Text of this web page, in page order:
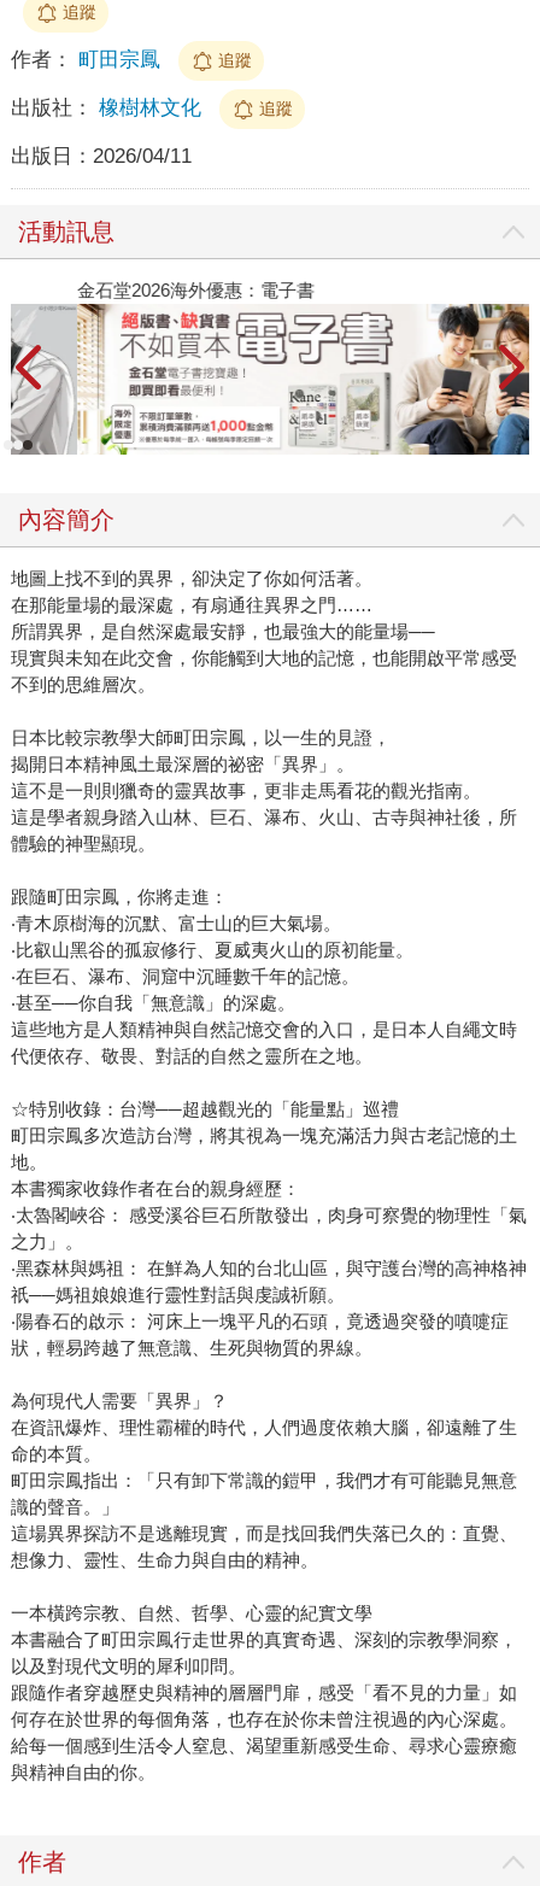
追蹤
作者： 町田宗鳳 追蹤
出版社： 橡樹林文化 追蹤
出版日： 2026/04/11
活動訊息
金石堂2026海外優惠：電子書
內容簡介
地圖上找不到的異界，卻決定了你如何活著。
在那能量場的最深處，有扇通往異界之門……
所謂異界，是自然深處最安靜，也最強大的能量場──
現實與未知在此交會，你能觸到大地的記憶，也能開啟平常感受
不到的思維層次。
日本比較宗教學大師町田宗鳳，以一生的見證，
揭開日本精神風土最深層的祕密「異界」。
這不是一則則獵奇的靈異故事，更非走馬看花的觀光指南。
這是學者親身踏入山林、巨石、瀑布、火山、古寺與神社後，所
體驗的神聖顯現。
跟隨町田宗鳳，你將走進：
‧青木原樹海的沉默、富士山的巨大氣場。
‧比叡山黑谷的孤寂修行、夏威夷火山的原初能量。
‧在巨石、瀑布、洞窟中沉睡數千年的記憶。
‧甚至──你自我「無意識」的深處。
這些地方是人類精神與自然記憶交會的入口，是日本人自繩文時
代便依存、敬畏、對話的自然之靈所在之地。
☆特別收錄：台灣──超越觀光的「能量點」巡禮
町田宗鳳多次造訪台灣，將其視為一塊充滿活力與古老記憶的土
地。
本書獨家收錄作者在台的親身經歷：
‧太魯閣峽谷： 感受溪谷巨石所散發出，肉身可察覺的物理性「氣
之力」。
‧黑森林與媽祖： 在鮮為人知的台北山區，與守護台灣的高神格神
祇──媽祖娘娘進行靈性對話與虔誠祈願。
‧陽春石的啟示： 河床上一塊平凡的石頭，竟透過突發的噴嚏症
狀，輕易跨越了無意識、生死與物質的界線。
為何現代人需要「異界」？
在資訊爆炸、理性霸權的時代，人們過度依賴大腦，卻遠離了生
命的本質。
町田宗鳳指出：「只有卸下常識的鎧甲，我們才有可能聽見無意
識的聲音。」
這場異界探訪不是逃離現實，而是找回我們失落已久的：直覺、
想像力、靈性、生命力與自由的精神。
一本橫跨宗教、自然、哲學、心靈的紀實文學
本書融合了町田宗鳳行走世界的真實奇遇、深刻的宗教學洞察，
以及對現代文明的犀利叩問。
跟隨作者穿越歷史與精神的層層門扉，感受「看不見的力量」如
何存在於世界的每個角落，也存在於你未曾注視過的內心深處。
給每一個感到生活令人窒息、渴望重新感受生命、尋求心靈療癒
與精神自由的你。
作者